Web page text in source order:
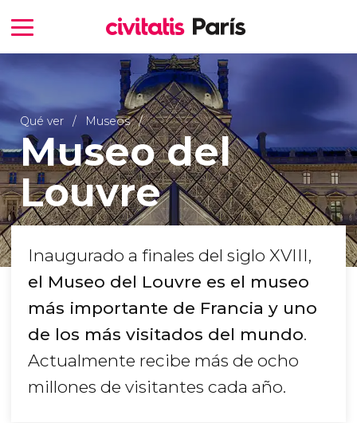
Qué ver Museos
Museo del
Louvre
Inaugurado a finales del siglo XVIII,
el Museo del Louvre es el museo
más importante de Francia y uno
de los más visitados del mundo.
Actualmente recibe más de ocho
millones de visitantes cada año.